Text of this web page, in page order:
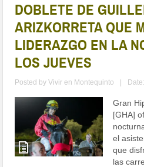
DOBLETE DE
ARIZKORRETA QUE
LIDERAZGO EN LA
LOS JUEVES
Posted byVivir en Montequinto
Gran
[GHA]
el
que
las